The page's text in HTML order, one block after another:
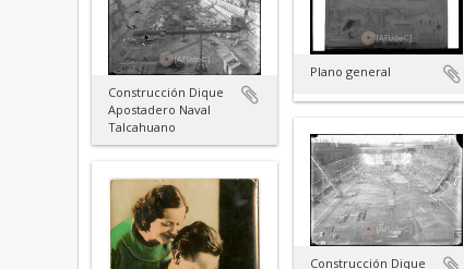
Plano general
Construcción Dique
Apostadero Naval
Talcahuano
Construcción Dique